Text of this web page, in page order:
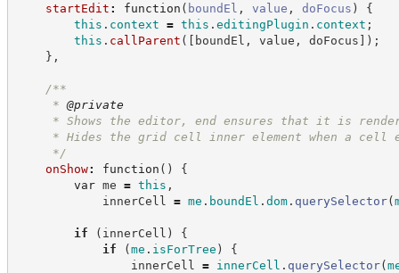
startEdit : function ( boundEl , value , doFocus )
{
this . context = this . editingPlugin . context ;
this . callParent ( [ boundEl , value , doFocus ] ) ;
} ,
/**
* @private
* Shows the editor, end ensures that it is
* Hides the grid cell inner element when a cell
*/
onShow: function ( )
{
var me = this ,
innerCell = me . boundEl . dom. querySelector(
if ( innerCell )
{
if
(me . isForTree )
{
innerCell = innerCell . querySelector(